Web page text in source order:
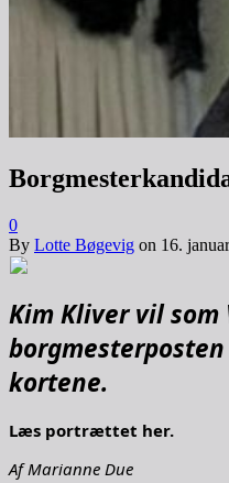
0
By Lotte Bøgevig on 16.
Kim Kliver vil
kortene.
Læs portrættet her.
Af Marianne Due